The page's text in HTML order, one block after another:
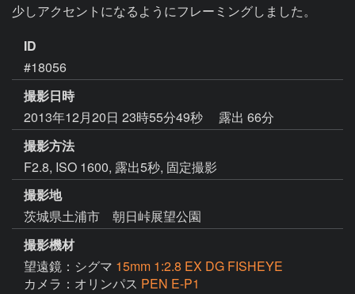
少しアクセントになるようにフレーミングしました。
ID
#18056
撮影日時
2013年12月20日 23時55分49秒
露出 66分
撮影方法
F2.8, ISO 1600, 露出5秒, 固定撮影
撮影地
茨城県土浦市 朝日峠展望公園
撮影機材
望遠鏡：シグマ 15mm 1:2.8 EX DG FISHEYE
カメラ：オリンパス PEN E-P1